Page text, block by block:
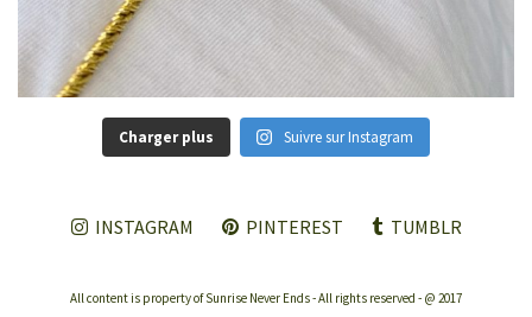
Charger plus Suivre sur Instagram
INSTAGRAM PINTEREST TUMBLR
All content is property of Sunrise Never Ends - All rights reserved - @ 2017